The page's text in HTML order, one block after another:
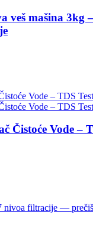
veš mašina
Čistoće Vode –